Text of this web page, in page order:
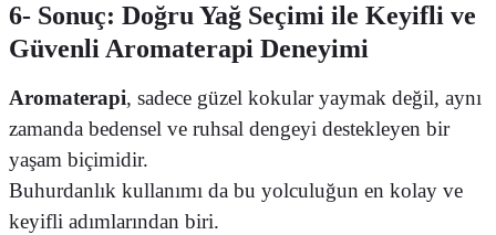
6- Sonuç: Doğru Yağ Seçimi ile Keyifli ve
Güvenli Aromaterapi Deneyimi
Aromaterapi, sadece güzel kokular yaymak değil, aynı
zamanda bedensel ve ruhsal dengeyi destekleyen bir
yaşam biçimidir.
Buhurdanlık kullanımı da bu yolculuğun en kolay ve
keyifli adımlarından biri.